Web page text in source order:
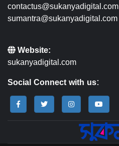
contactus@sukanyadigital.com
sumantra@sukanyadigital.com
Website:
sukanyadigital.com
Social Connect with us: